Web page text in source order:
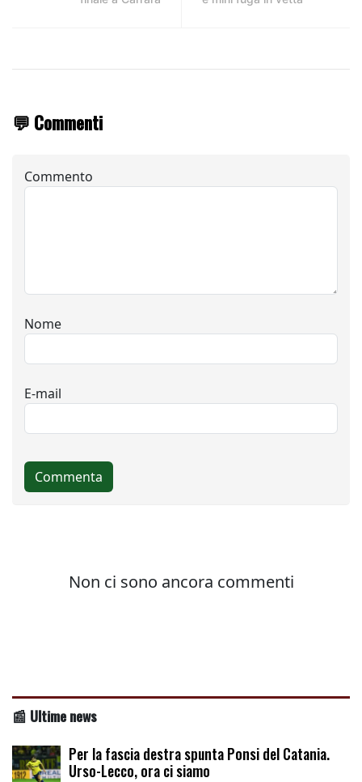
💬 Commenti
📰 Ultime news
Per la fascia destra spunta Ponsi del Catania.
Urso-Lecco, ora ci siamo